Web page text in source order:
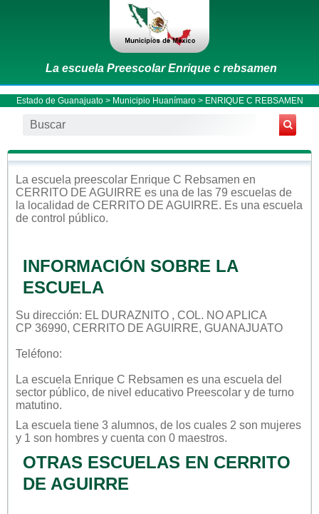
La escuela Preescolar Enrique c rebsamen
Estado de Guanajuato> Municipio Huanímaro> ENRIQUE C REBSAMEN
La escuela preescolar Enrique C Rebsamen en
CERRITO DE AGUIRRE es una de las 79 escuelas de
la localidad de CERRITO DE AGUIRRE. Es una escuela
de control público.
INFORMACIÓN SOBRE LA
ESCUELA
Su dirección: EL DURAZNITO , COL. NO APLICA
CP 36990, CERRITO DE AGUIRRE, GUANAJUATO
Teléfono:
La escuela Enrique C Rebsamen es una escuela del
sector público, de nivel educativo Preescolar y de turno
matutino.
La escuela tiene 3 alumnos, de los cuales 2 son mujeres
y 1 son hombres y cuenta con 0 maestros.
OTRAS ESCUELAS EN CERRITO
DE AGUIRRE